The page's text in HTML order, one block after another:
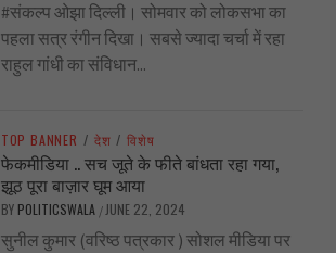
#संकल्प ओझा दिल्ली। सोमवार को लोकसभा का
पहला सत्र रंगीन दिखा। सबसे ज्यादा चर्चा में रहा
राहुल गांधी का संविधान...
TOP BANNER / देश / विशेष
फेकमीडिया .. सच जूते के फीते बांधता रहा गया,
झूठ पूरा बाज़ार घूम आया
BY POLITICSWALA / JUNE 22, 2024
सुनील कुमार (वरिष्ठ पत्रकार ) सोशल मीडिया पर